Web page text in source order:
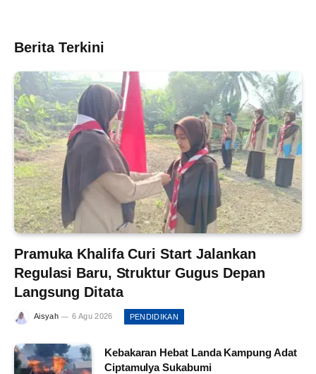
Berita Terkini
Pramuka Khalifa Curi Start Jalankan
Regulasi Baru, Struktur Gugus Depan
Langsung Ditata
Aisyah 6 Agu 2026 PENDIDIKAN
Kebakaran Hebat Landa Kampung Adat
Ciptamulya Sukabumi